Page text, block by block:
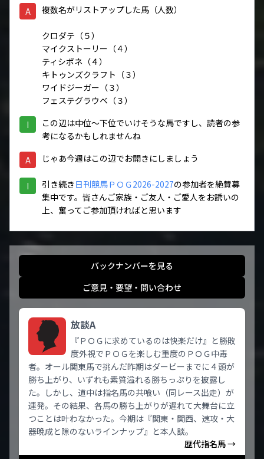
A 複数名がリストアップした馬（人数）
クロダテ（５）
マイクストーリー（４）
ティシポネ（４）
キトゥンズクラフト（３）
ワイドジーガー（３）
フェステグラウベ（３）
I
この辺は中位～下位でいけそうな馬ですし、読者の参
考になるかもしれませんね
A じゃあ今週はこの辺でお開きにしましょう
I 引き続き日刊競馬ＰＯＧ2026-2027の参加者を絶賛募
集中です。皆さんご家族・ご友人・ご愛人をお誘いの
上、奮ってご参加頂ければと思います
バックナンバーを見る
ご意見・要望・問い合わせ
放談A
『ＰＯＧに求めているのは快楽だけ』と勝敗
度外視でＰＯＧを楽しむ重度のＰＯＧ中毒
者。オール関東馬で挑んだ昨期はダービーまでに４頭が
勝ち上がり、いずれも素質溢れる勝ちっぷりを披露し
た。しかし、道中は指名馬の共喰い（同レース出走）が
連発。その結果、各馬の勝ち上がりが遅れて大舞台に立
つことは叶わなかった。今期は『関東・関西、速攻・大
器晩成と隙のないラインナップ』と本人談。
歴代指名馬 →